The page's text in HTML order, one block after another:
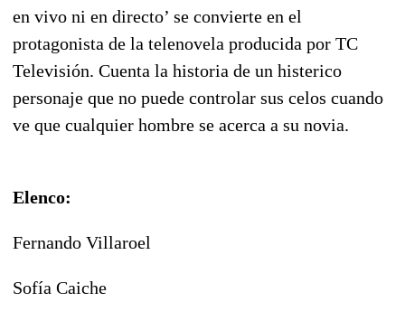
en vivo ni en directo’ se convierte en el
protagonista de la telenovela producida por TC
Televisión. Cuenta la historia de un histerico
personaje que no puede controlar sus celos cuando
ve que cualquier hombre se acerca a su novia.
Elenco:
Fernando Villaroel
Sofía Caiche